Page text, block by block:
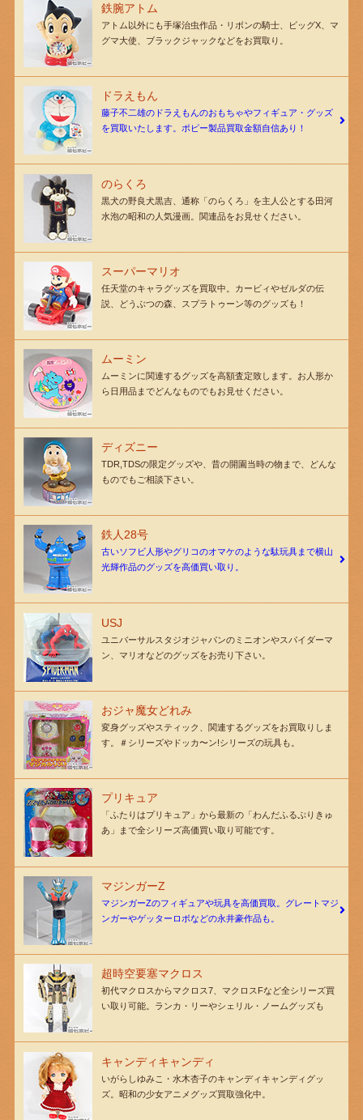
鉄腕アトム
アトム以外にも手塚治虫作品・リボンの騎士、ビッグX、マ
グマ大使、ブラックジャックなどをお買取り。
ドラえもん
藤子不二雄のドラえもんのおもちゃやフィギュア・グッズ
を買取いたします。ポピー製品買取金額自信あり！
のらくろ
黒犬の野良犬黒吉、通称「のらくろ」を主人公とする田河
水泡の昭和の人気漫画。関連品をお見せください。
スーパーマリオ
任天堂のキャラグッズを買取中。カービィやゼルダの伝
説、どうぶつの森、スプラトゥーン等のグッズも！
ムーミン
ムーミンに関連するグッズを高額査定致します。お人形か
ら日用品までどんなものでもお見せください。
ディズニー
TDR,TDSの限定グッズや、昔の開園当時の物まで、どんな
ものでもご相談下さい。
鉄人28号
古いソフビ人形やグリコのオマケのような駄玩具まで横山
光輝作品のグッズを高価買い取り。
USJ
ユニバーサルスタジオジャパンのミニオンやスパイダーマ
ン、マリオなどのグッズをお売り下さい。
おジャ魔女どれみ
変身グッズやスティック、関連するグッズをお買取りしま
す。＃シリーズやドッカ〜ン!シリーズの玩具も。
プリキュア
「ふたりはプリキュア」から最新の「わんだふるぷりきゅ
あ」まで全シリーズ高価買い取り可能です。
マジンガーZ
マジンガーZのフィギュアや玩具を高価買取。グレートマジ
ンガーやゲッターロボなどの永井豪作品も。
超時空要塞マクロス
初代マクロスからマクロス7、マクロスFなど全シリーズ買
い取り可能。ランカ・リーやシェリル・ノームグッズも
キャンディキャンディ
いがらしゆみこ・水木杏子のキャンディキャンディグッ
ズ。昭和の少女アニメグッズ買取強化中。